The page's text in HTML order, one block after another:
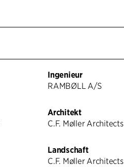
Ingenieur
RAMBØLL A/S
Architekt
C.F. Møller Architects
Landschaft
C.F. Møller Architects